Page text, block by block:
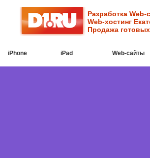
Разработка Web-
Web-хостинг
Продажа
iPhone iPad Web-cайты